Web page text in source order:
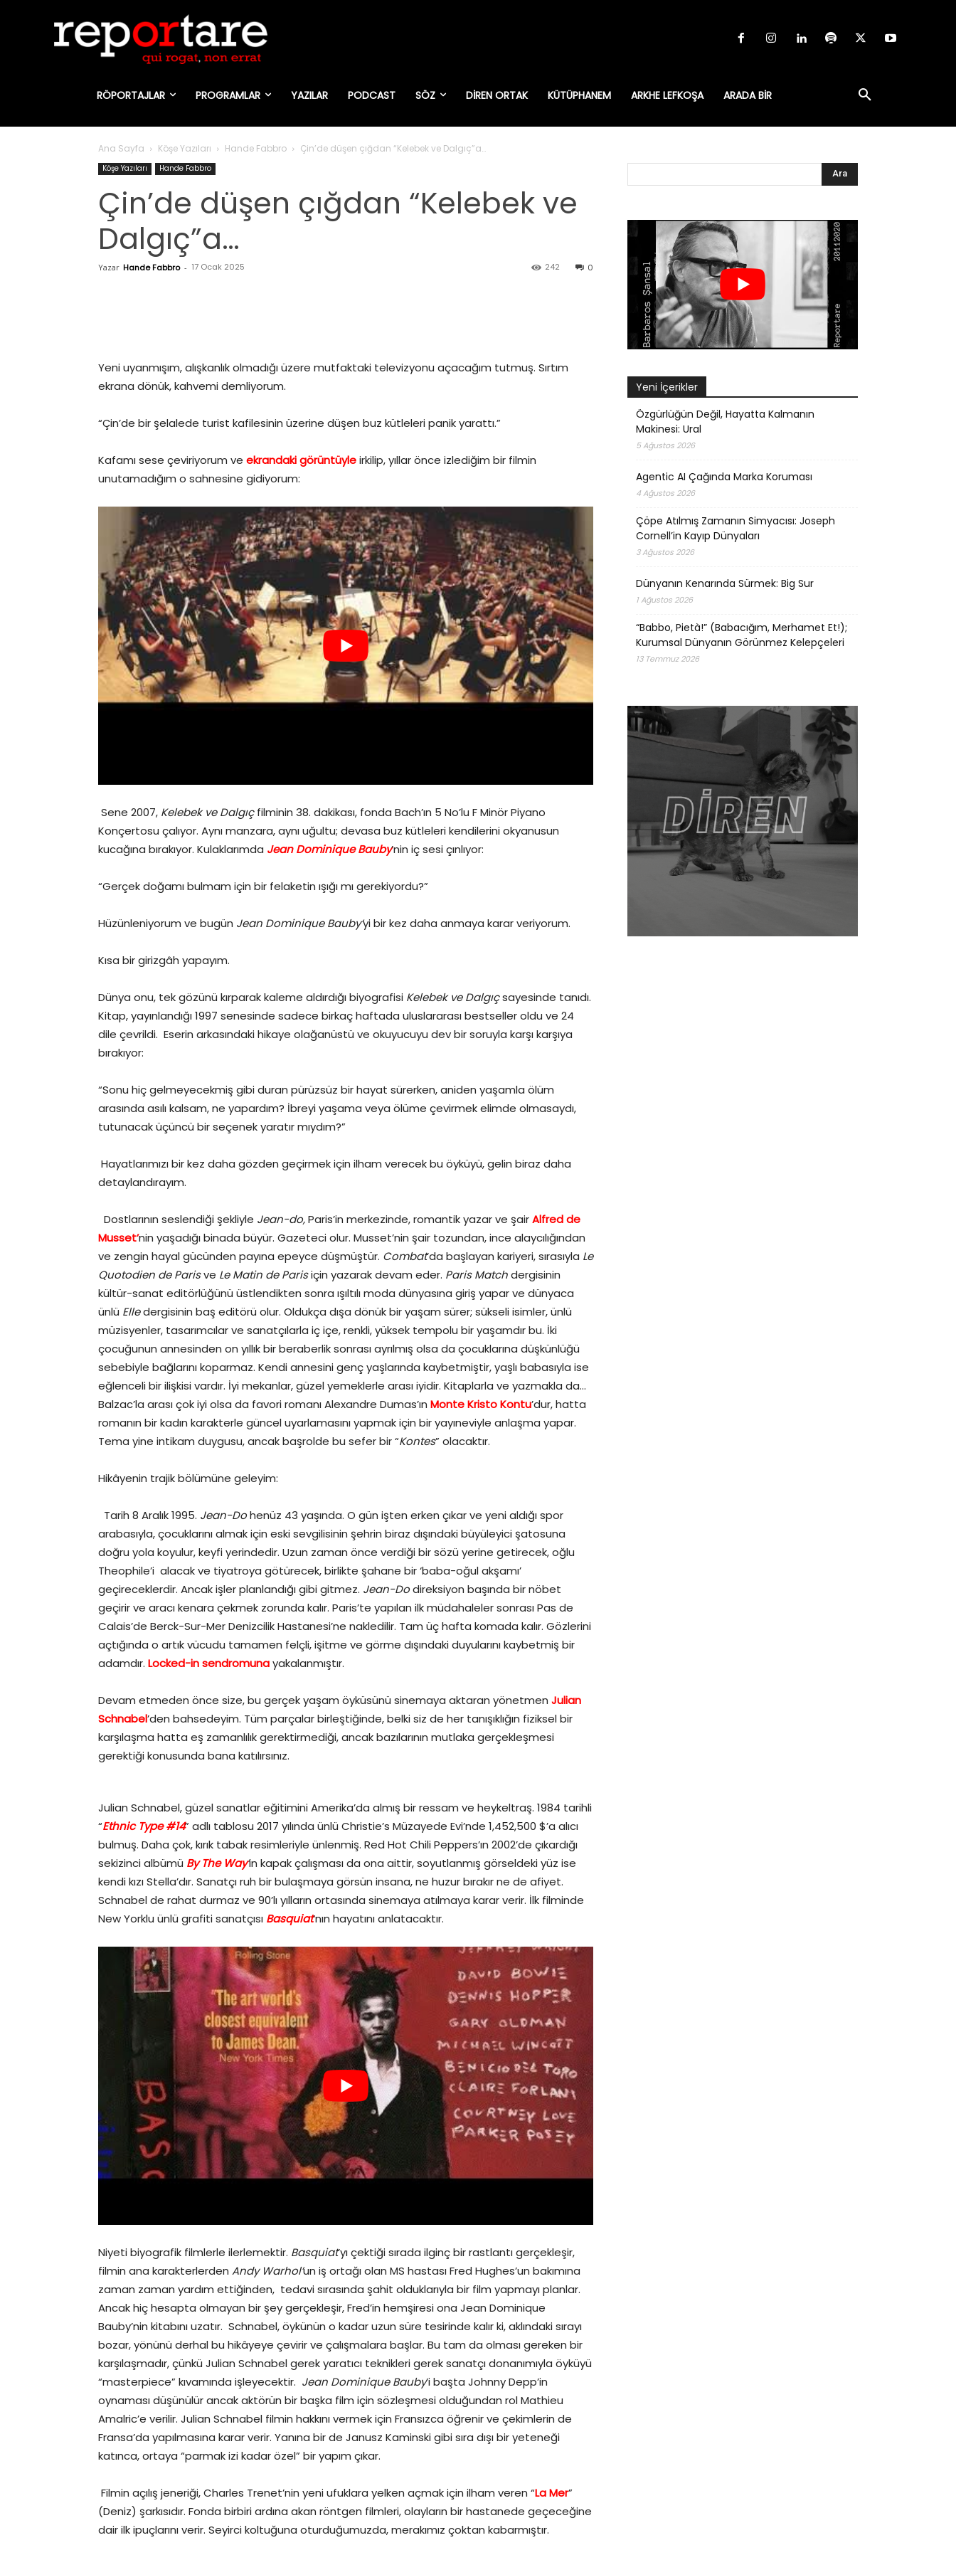
RÖPORTAJLAR PROGRAMLAR YAZILAR PODCAST SÖZ DIREN ORTAK KÜTÜPHANEM ARKHE LEFKOŞA ARADA BIR
Ana Sayfa Köşe Yazıları Hande Fabbro Çin’de düşen çığdan “Kelebek ve Dalgıç”a…
Köşe Yazıları Hande Fabbro
Çin’de düşen çığdan “Kelebek ve
Dalgıç”a…
Yazar Hande Fabbro - 17 Ocak 2025 0
242
Yeni uyanmışım, alışkanlık olmadığı üzere mutfaktaki televizyonu açacağım tutmuş. Sırtım
ekrana dönük, kahvemi demliyorum.
“Çin’de bir şelalede turist kafilesinin üzerine düşen buz kütleleri panik yarattı.”
Kafamı sese çeviriyorum ve ekrandaki görüntüyleirkilip, yıllar önce izlediğim bir filmin
unutamadığım o sahnesine gidiyorum:
Sene 2007, Kelebek ve Dalgıçfilminin 38. dakikası, fonda Bach’ın 5 No’lu F Minör Piyano
Konçertosu çalıyor. Aynı manzara, aynı uğultu; devasa buz kütleleri kendilerini okyanusun
kucağına bırakıyor. Kulaklarımda Jean Dominique Bauby’nin iç sesi çınlıyor:
“Gerçek doğamı bulmam için bir felaketin ışığı mı gerekiyordu?”
Hüzünleniyorum ve bugün Jean Dominique Bauby’yi bir kez daha anmaya karar veriyorum.
Kısa bir girizgâh yapayım.
Dünya onu, tek gözünü kırparak kaleme aldırdığı biyografisi Kelebek ve Dalgıçsayesinde tanıdı.
Kitap, yayınlandığı 1997 senesinde sadece birkaç haftada uluslararası bestseller oldu ve 24
dile çevrildi. Eserin arkasındaki hikaye olağanüstü ve okuyucuyu dev bir soruyla karşı karşıya
bırakıyor:
“Sonu hiç gelmeyecekmiş gibi duran pürüzsüz bir hayat sürerken, aniden yaşamla ölüm
arasında asılı kalsam, ne yapardım? İbreyi yaşama veya ölüme çevirmek elimde olmasaydı,
tutunacak üçüncü bir seçenek yaratır mıydım?”
Hayatlarımızı bir kez daha gözden geçirmek için ilham verecek bu öyküyü, gelin biraz daha
detaylandırayım.
Dostlarının seslendiği şekliyle Jean-do,Paris’in merkezinde, romantik yazar ve şairAlfred de
Musset’nin yaşadığı binada büyür. Gazeteci olur. Musset’nin şair tozundan, ince alaycılığından
ve zengin hayal gücünden payına epeyce düşmüştür. Combat’da başlayan kariyeri, sırasıyla Le
Quotodien de Parisve Le Matin de Parisiçin yazarak devam eder. Paris Matchdergisinin
kültür-sanat editörlüğünü üstlendikten sonra ışıltılı moda dünyasına giriş yapar ve dünyaca
ünlü Elledergisinin baş editörü olur. Oldukça dışa dönük bir yaşam sürer; sükseli isimler, ünlü
müzisyenler, tasarımcılar ve sanatçılarla iç içe, renkli, yüksek tempolu bir yaşamdır bu. İki
çocuğunun annesinden on yıllık bir beraberlik sonrası ayrılmış olsa da çocuklarına düşkünlüğü
sebebiyle bağlarını koparmaz. Kendi annesini genç yaşlarında kaybetmiştir, yaşlı babasıyla ise
eğlenceli bir ilişkisi vardır. İyi mekanlar, güzel yemeklerle arası iyidir. Kitaplarla ve yazmakla da…
Balzac’la arası çok iyi olsa da favori romanı Alexandre Dumas’ın Monte Kristo Kontu’dur, hatta
romanın bir kadın karakterle güncel uyarlamasını yapmak için bir yayıneviyle anlaşma yapar.
Tema yine intikam duygusu, ancak başrolde bu sefer bir “Kontes” olacaktır.
Hikâyenin trajik bölümüne geleyim:
Tarih 8 Aralık 1995. Jean-Dohenüz 43 yaşında. O gün işten erken çıkar ve yeni aldığı spor
arabasıyla, çocuklarını almak için eski sevgilisinin şehrin biraz dışındaki büyüleyici şatosuna
doğru yola koyulur, keyfi yerindedir. Uzun zaman önce verdiği bir sözü yerine getirecek, oğlu
Theophile’i alacak ve tiyatroya götürecek, birlikte şahane bir ‘baba-oğul akşamı’
geçireceklerdir. Ancak işler planlandığı gibi gitmez. Jean-Dodireksiyon başında bir nöbet
geçirir ve aracı kenara çekmek zorunda kalır. Paris’te yapılan ilk müdahaleler sonrası Pas de
Calais’de Berck-Sur-Mer Denizcilik Hastanesi’ne nakledilir. Tam üç hafta komada kalır. Gözlerini
açtığında o artık vücudu tamamen felçli, işitme ve görme dışındaki duyularını kaybetmiş bir
adamdır. Locked-in sendromunayakalanmıştır.
Devam etmeden önce size, bu gerçek yaşam öyküsünü sinemaya aktaran yönetmen Julian
Schnabel’den bahsedeyim. Tüm parçalar birleştiğinde, belki siz de her tanışıklığın fiziksel bir
karşılaşma hatta eş zamanlılık gerektirmediği, ancak bazılarının mutlaka gerçekleşmesi
gerektiği konusunda bana katılırsınız.
Julian Schnabel, güzel sanatlar eğitimini Amerika’da almış bir ressam ve heykeltraş. 1984 tarihli
“Ethnic Type #14” adlı tablosu 2017 yılında ünlü Christie’s Müzayede Evi’nde 1,452,500 $’a alıcı
bulmuş. Daha çok, kırık tabak resimleriyle ünlenmiş. Red Hot Chili Peppers’ın 2002’de çıkardığı
sekizinci albümü By The Way’in kapak çalışması da ona aittir, soyutlanmış görseldeki yüz ise
kendi kızı Stella’dır. Sanatçı ruh bir bulaşmaya görsün insana, ne huzur bırakır ne de afiyet.
Schnabel de rahat durmaz ve 90’lı yılların ortasında sinemaya atılmaya karar verir. İlk filminde
New Yorklu ünlü grafiti sanatçısı Basquiat’nın hayatını anlatacaktır.
Niyeti biyografik filmlerle ilerlemektir. Basquiat’yı çektiği sırada ilginç bir rastlantı gerçekleşir,
filmin ana karakterlerden Andy Warhol’un iş ortağı olan MS hastası Fred Hughes’un bakımına
zaman zaman yardım ettiğinden, tedavi sırasında şahit olduklarıyla bir film yapmayı planlar.
Ancak hiç hesapta olmayan bir şey gerçekleşir, Fred’in hemşiresi ona Jean Dominique
Bauby’nin kitabını uzatır. Schnabel, öykünün o kadar uzun süre tesirinde kalır ki, aklındaki sırayı
bozar, yönünü derhal bu hikâyeye çevirir ve çalışmalara başlar. Bu tam da olması gereken bir
karşılaşmadır, çünkü Julian Schnabel gerek yaratıcı teknikleri gerek sanatçı donanımıyla öyküyü
“masterpiece” kıvamında işleyecektir. Jean Dominique Bauby’i başta Johnny Depp’in
oynaması düşünülür ancak aktörün bir başka film için sözleşmesi olduğundan rol Mathieu
Amalric’e verilir. Julian Schnabel filmin hakkını vermek için Fransızca öğrenir ve çekimlerin de
Fransa’da yapılmasına karar verir. Yanına bir de Janusz Kaminski gibi sıra dışı bir yeteneği
katınca, ortaya “parmak izi kadar özel” bir yapım çıkar.
Filmin açılış jeneriği, Charles Trenet’nin yeni ufuklara yelken açmak için ilham veren “La Mer”
(Deniz) şarkısıdır. Fonda birbiri ardına akan röntgen filmleri, olayların bir hastanede geçeceğine
dair ilk ipuçlarını verir. Seyirci koltuğuna oturduğumuzda, merakımız çoktan kabarmıştır.
Yeni İçerikler
Özgürlüğün Değil, Hayatta Kalmanın
Makinesi: Ural
5 Ağustos 2026
Agentic AI Çağında Marka Koruması
4 Ağustos 2026
Çöpe Atılmış Zamanın Simyacısı: Joseph
Cornell’in Kayıp Dünyaları
3 Ağustos 2026
Dünyanın Kenarında Sürmek: Big Sur
1 Ağustos 2026
“Babbo, Pietà!” (Babacığım, Merhamet Et!);
Kurumsal Dünyanın Görünmez Kelepçeleri
13 Temmuz 2026